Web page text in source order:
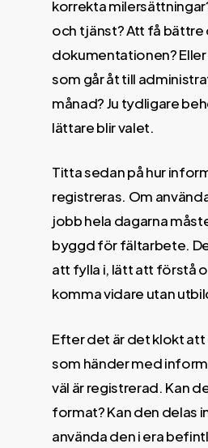
korrekta
och tjänst? Att få bättre
dokumentationen?
som går åt till
månad? Ju tydligare
lättare blir valet.
Titta sedan på hur
registreras. Om
jobb hela dagarna
byggd för fältarbete.
att fylla i, lätt att förstå
komma vidare utan
Efter det är det klokt att
som händer med
väl är registrerad. Kan
format? Kan den delas
använda den i era